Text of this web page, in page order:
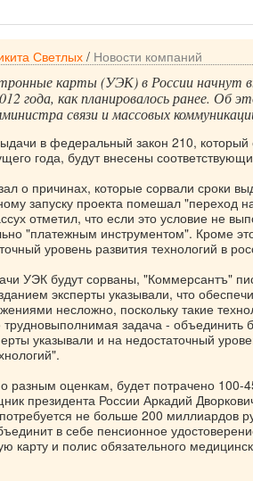
Светлых / Новости компаний
карты (УЭК) в России начнут
года, как планировалось ранее. Об
связи и массовых
в федеральный закон 210, который
года, будут внесены
о причинах, которые сорвали сроки
запуску проекта помешал "переход
отметил, что если это условие не
"платежным инструментом". Кроме
уровень развития технологий в
УЭК будут сорваны, "Коммерсантъ"
эксперты указывали, что
несложно, поскольку такие
трудновыполнимая задача - объединить
указывали и на недостаточный
разным оценкам, будет потрачено 100-
президента России Аркадий
не больше 200 миллиардов
в себе пенсионное
карту и полис обязательного